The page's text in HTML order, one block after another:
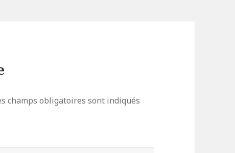
champs obligatoires sont indiqués